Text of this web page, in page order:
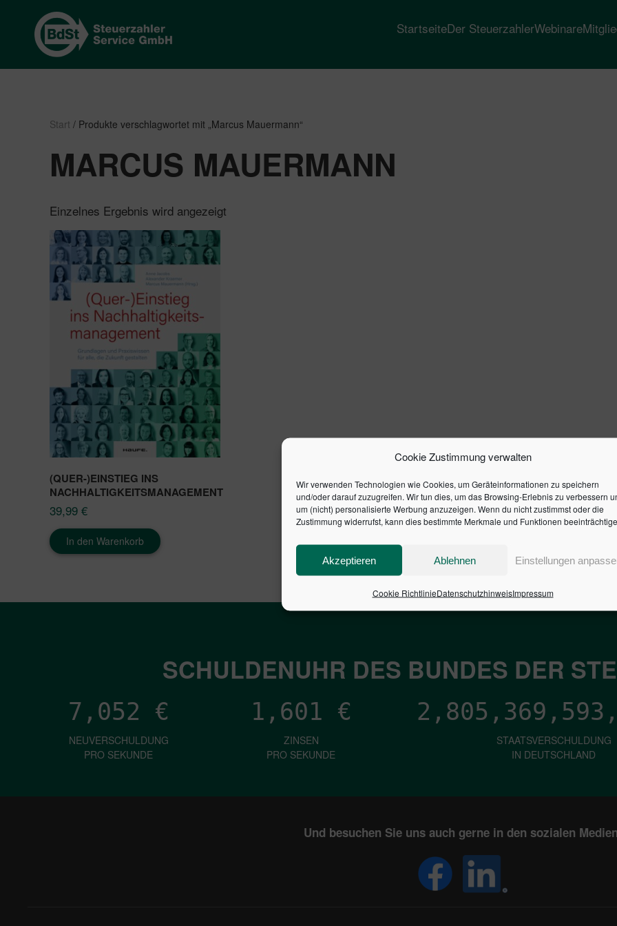
Cookie Zustimmung verwalten
Wir verwenden Technologien wie Cookies, um Geräteinformationen zu speichern
und/oder darauf zuzugreifen. Wir tun dies, um das Browsing-Erlebnis zu verbessern
um (nicht) personalisierte Werbung anzuzeigen. Wenn du nicht zustimmst oder die
Zustimmung widerrufst, kann dies bestimmte Merkmale und Funktionen
Akzeptieren Ablehnen Einstellungen
Cookie RichtlinieDatenschutzhinweisImpressum
StartseiteDer SteuerzahlerWebinare
Start / Produkte verschlagwortet mit „Marcus Mauermann“
MARCUS MAUERMANN
Einzelnes Ergebnis wird angezeigt
(QUER-)EINSTIEG INS
NACHHALTIGKEITSMANAGEMENT
39,99 €
In den Warenkorb
SCHULDENUHR DES BUNDES DER
7,052 €
NEUVERSCHULDUNG
PRO SEKUNDE
1,601 €
ZINSEN
PRO SEKUNDE
STAATSVERSCHULDUNG
IN DEUTSCHLAND
Und besuchen Sie uns auch gerne in den sozialen